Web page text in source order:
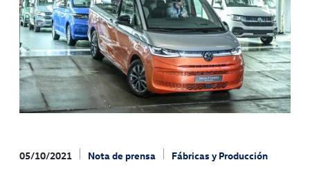
05/10/2021 Nota de prensa Fábricas y Producción